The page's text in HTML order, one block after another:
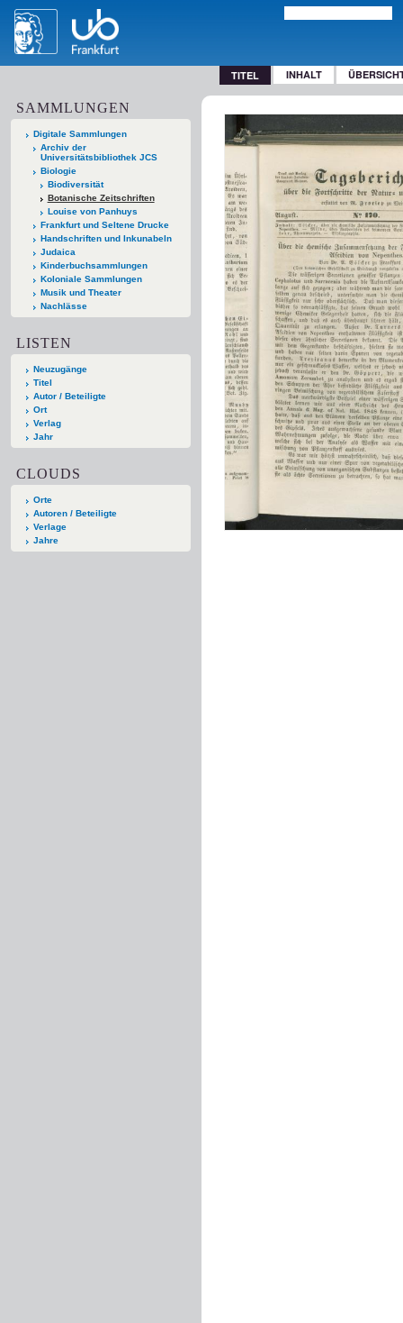
TITEL INHALT
SAMMLUNGEN
Digitale Sammlungen
Archiv der
Universitätsbibliothek JCS
Biologie
Biodiversität
Botanische Zeitschriften
Louise von Panhuys
Frankfurt und Seltene Drucke
Handschriften und Inkunabeln
Judaica
Kinderbuchsammlungen
Koloniale Sammlungen
Musik und Theater
Nachlässe
LISTEN
Neuzugänge
Titel
Autor / Beteiligte
Ort
Verlag
Jahr
CLOUDS
Orte
Autoren / Beteiligte
Verlage
Jahre